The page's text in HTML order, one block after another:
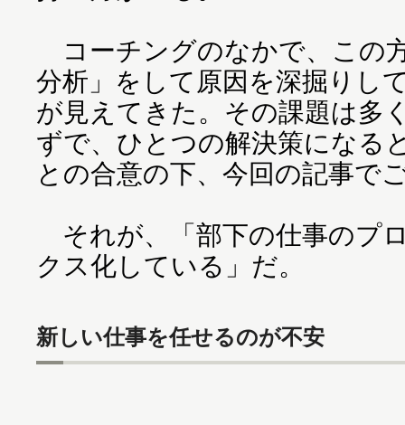
コーチングのなかで、この
分析」をして原因を深掘りし
が見えてきた。その課題は多
ずで、ひとつの解決策になる
との合意の下、今回の記事で
それが、「部下の仕事のプ
クス化している」だ。
新しい仕事を任せるのが不安